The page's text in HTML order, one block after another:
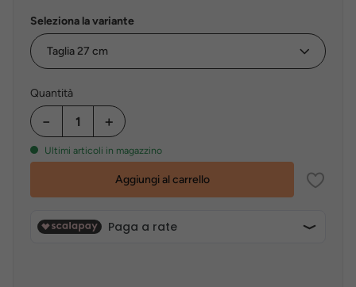
Seleziona la variante
Quantità
− +
Ultimi articoli in magazzino
Aggiungi al carrello